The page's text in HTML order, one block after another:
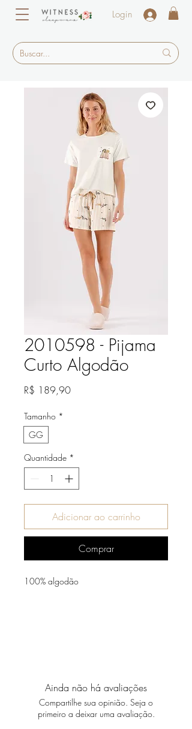
Login
2010598 - Pijama
Curto Algodão
R$ 189,90Preço
Tamanho *
GG
Quantidade *
Adicionar ao carrinho
Comprar
100% algodão
Ainda não há avaliações
Compartilhe sua opinião. Seja o
primeiro a deixar uma avaliação.